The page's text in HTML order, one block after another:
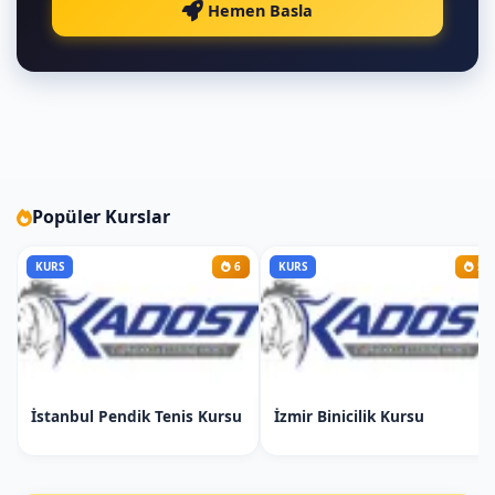
2. Hafta İstanbul Taekwondo Kursu:
Taekwondonun Temel Teknikleri ve
tekme.
Dairesel tekme.
Yop Chagi (Side Kick): Yan tekme.
Dwit Chagi (Back Kick): Geriye
tekme.
aşağıya tekme.
Hemen Basla
Popüler Kurslar
KURS 6
İstanbul Pendik Tenis Kursu
KURS 5
İzmir Binicilik Kursu